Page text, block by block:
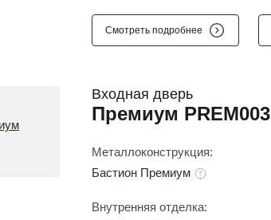
Смотреть подробнее
Входная дверь
Премиум PREM003
Металлоконструкция:
Бастион Премиум
Внутренняя отделка: